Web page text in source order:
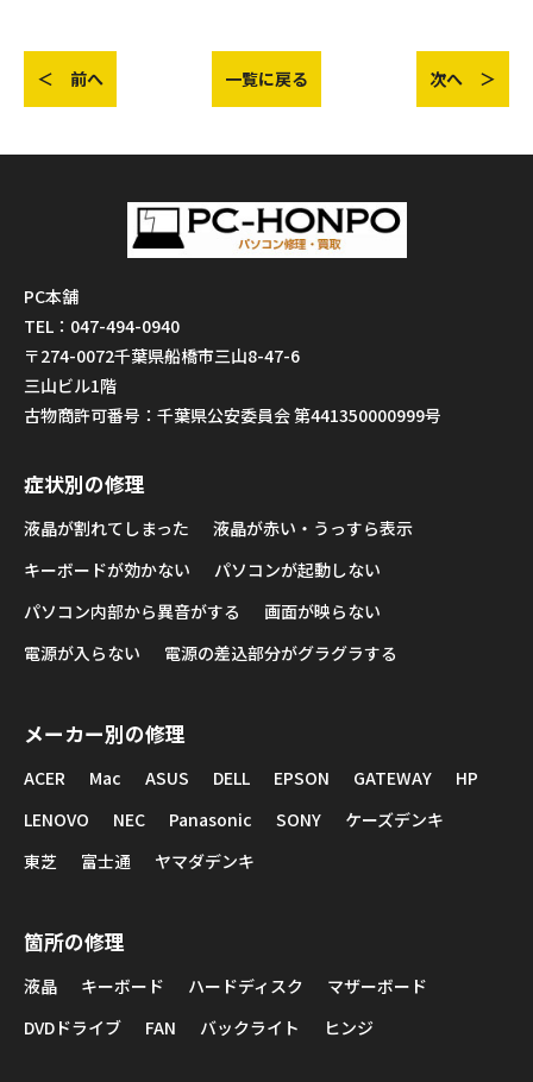
＜ 前へ 一覧に戻る 次へ ＞
PC本舗
TEL：047-494-0940
〒274-0072千葉県船橋市三山8-47-6
三山ビル1階
古物商許可番号：千葉県公安委員会 第441350000999号
症状別の修理
液晶が割れてしまった
液晶が赤い・うっすら表示
キーボードが効かない
パソコンが起動しない
パソコン内部から異音がする
画面が映らない
電源が入らない
電源の差込部分がグラグラする
メーカー別の修理
ACER Mac ASUS DELL EPSON GATEWAY
HP
LENOVO
NEC Panasonic SONY
ケーズデンキ
東芝
富士通 ヤマダデンキ
箇所の修理
液晶 キーボード ハードディスク
マザーボード
DVDドライブ
FAN バックライト ヒンジ